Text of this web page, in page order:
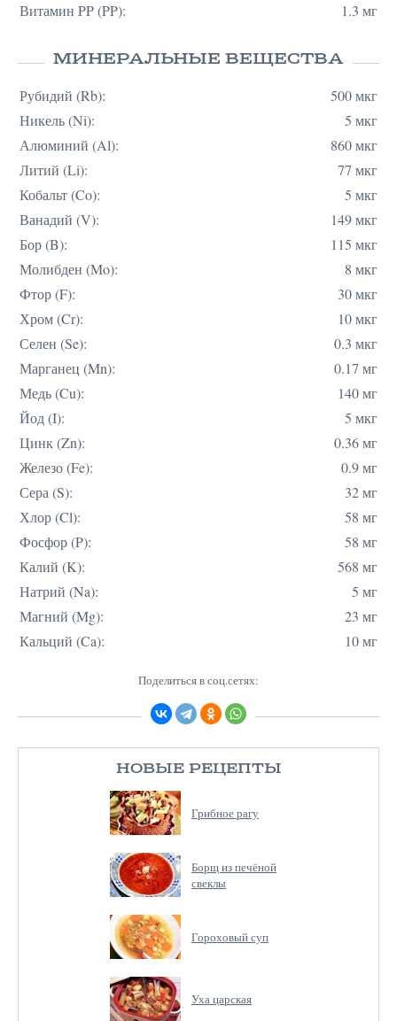
НОВЫЕ РЕЦЕПТЫ
Грибное рагу
Борщ из печёной
свеклы
Гороховый суп
Уха царская
Витамин PP (PP):
1.3 мг
МИНЕРАЛЬНЫЕ ВЕЩЕСТВА
Рубидий (Rb):
500 мкг
Никель (Ni):
5 мкг
Алюминий (Al):
860 мкг
Литий (Li):
77 мкг
Кобальт (Co):
5 мкг
Ванадий (V):
149 мкг
Бор (B):
115 мкг
Молибден (Mo):
8 мкг
Фтор (F):
30 мкг
Хром (Cr):
10 мкг
Селен (Se):
0.3 мкг
Марганец (Mn):
0.17 мг
Медь (Cu):
140 мг
Йод (I):
5 мкг
Цинк (Zn):
0.36 мг
Железо (Fe):
0.9 мг
Сера (S):
32 мг
Хлор (Cl):
58 мг
Фосфор (P):
58 мг
Калий (K):
568 мг
Натрий (Na):
5 мг
Магний (Mg):
23 мг
Кальций (Ca):
10 мг
Поделиться в соц.сетях: